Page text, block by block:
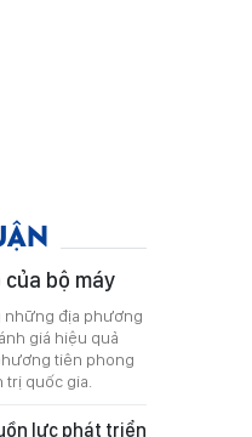
bộ máy
những địa phương
giá hiệu quả
tiên phong
trị quốc gia.
lực phát triển